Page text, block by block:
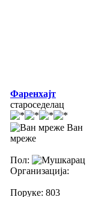
Фаренхајт
староседелац
Ван
мреже
Пол:
Организација:
Поруке: 803